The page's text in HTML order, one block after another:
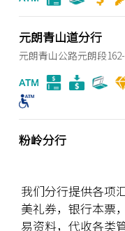
元朗青山道分行
元朗青山公路元朗段
粉岭分行
东涌分行
我们分行提供各项
美礼券，银行本票
易资料，代收各类